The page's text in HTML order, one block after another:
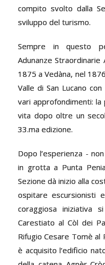
compito svolto dalla
sviluppo del turismo.
Sempre in questo
Adunanze Straordinarie
1875 a Vedàna, nel
Valle di San Lucano
vari approfondimenti:
vita dopo oltre un
33.ma edizione.
Dopo l’esperienza -
in grotta a Punta
Sezione dà inizio alla
ospitare escursionisti
coraggiosa iniziativa
Carestiato al Còl dei
Rifugio Cesare Tomè al
è acquisito l’edificio